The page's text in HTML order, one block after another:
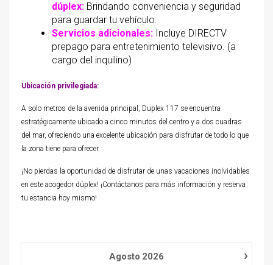
dúplex: Brindando conveniencia y seguridad
para guardar tu vehículo.
Servicios adicionales: Incluye DIRECTV
prepago para entretenimiento televisivo. (a
cargo del inquilino)
Ubicación privilegiada:
A solo metros de la avenida principal, Duplex 117 se encuentra
estratégicamente ubicado a cinco minutos del centro y a dos cuadras
del mar, ofreciendo una excelente ubicación para disfrutar de todo lo que
la zona tiene para ofrecer.
¡No pierdas la oportunidad de disfrutar de unas vacaciones inolvidables
en este acogedor dúplex! ¡Contáctanos para más información y reserva
tu estancia hoy mismo!
›
Agosto 2026